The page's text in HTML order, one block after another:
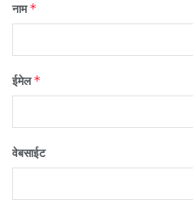
नाम*
ईमेल*
वेबसाईट